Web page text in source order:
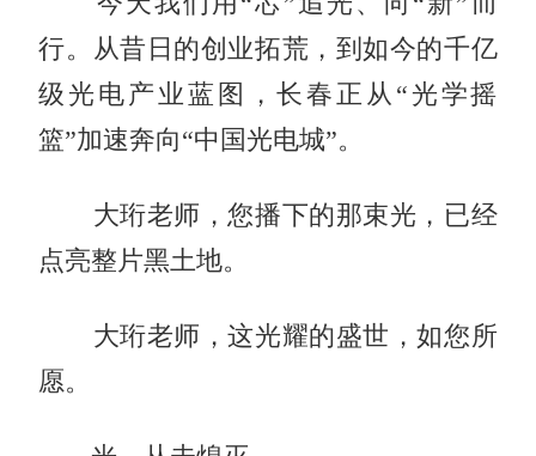
行。从昔日的创业拓荒，到如今的千亿
级光电产业蓝图，长春正从“光学摇
篮”加速奔向“中国光电城”。
大珩老师，您播下的那束光，已经
点亮整片黑土地。
大珩老师，这光耀的盛世，如您所
愿。